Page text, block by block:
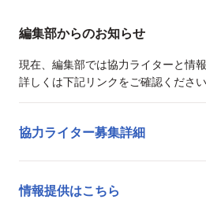
編集部からのお知らせ
現在、編集部では協力ライターと情
詳しくは下記リンクをご確認ください
協力ライター募集詳細
情報提供はこちら